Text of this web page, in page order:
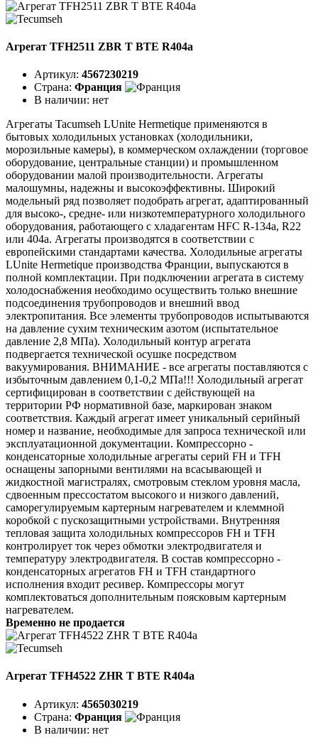
Агрегат TFH2511 ZBR T BTE R404a
Артикул: 4567230219
Страна: Франция
В наличии: нет
Агрегаты Tacumseh LUnite Hermetique применяются в
бытовых холодильных установках (холодильники,
морозильные камеры), в коммерческом охлаждении (торговое
оборудование, центральные станции) и промышленном
оборудовании малой производительности. Агрегаты
малошумны, надежны и высокоэффективны. Широкий
модельный ряд позволяет подобрать агрегат, адаптированный
для высоко-, средне- или низкотемпературного холодильного
оборудования, работающего с хладагентам HFC R-134a, R22
или 404a. Агрегаты производятся в соответствии с
европейскими стандартами качества. Холодильные агрегаты
LUnite Hermetique производства Франции, выпускаются в
полной комплектации. При подключении агрегата в систему
холодоснабжения необходимо осуществить только внешние
подсоединения трубопроводов и внешний ввод
электропитания. Все элементы трубопроводов испытываются
на давление сухим техническим азотом (испытательное
давление 2,8 МПа). Холодильный контур агрегата
подвергается технической осушке посредством
вакуумирования. ВНИМАНИЕ - все агрегаты поставляются с
избыточным давлением 0,1-0,2 МПа!!! Холодильный агрегат
сертифицирован в соответствии с действующей на
территории РФ нормативной базе, маркирован знаком
соответствия. Каждый агрегат имеет уникальный серийный
номер и название, необходимые для запроса технической или
эксплуатационной документации. Компрессорно -
конденсаторные холодильные агрегаты серий FH и TFH
оснащены запорными вентилями на всасывающей и
жидкостной магистралях, смотровым стеклом уровня масла,
сдвоенным прессостатом высокого и низкого давлений,
саморегулируемым картерным нагревателем и клеммной
коробкой с пускозащитными устройствами. Внутренняя
тепловая защита холодильных компрессоров FH и TFH
контролирует ток через обмотки электродвигателя и
температуру электродвигателя. В состав компрессорно -
конденсаторных агрегатов FH и TFH стандартного
исполнения входит ресивер. Компрессоры могут
комплектоваться дополнительным поясковым картерным
нагревателем.
Временно не продается
Агрегат TFH4522 ZHR T BTE R404a
Артикул: 4565030219
Страна: Франция
В наличии: нет